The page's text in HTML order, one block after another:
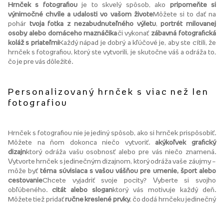
Hrnček s fotografiouje to skvelý spôsob, ako pripomeňte si
výnimočné chvíle a udalosti vo vašom životeMôžete si to dať na
pohár tvoja fotka z nezabudnuteľného výletu,portrét milovanej
osoby alebo domáceho maznáčikači vykonať zábavná fotografická
koláž s priateľmiKaždý nápad je dobrý a kľúčové je, aby ste cítili, že
hrnček s fotografiou, ktorý ste vytvorili, je skutočne váš a odráža to,
čo je pre vás dôležité.
Personalizovaný hrnček s viac než len
fotografiou
Hrnček s fotografiou nie je jediný spôsob, ako si hrnček prispôsobiť.
Môžete na ňom dokonca niečo vytvoriť.akýkoľvek grafický
dizajnktorý odráža vašu osobnosť alebo pre vás niečo znamená.
Vytvorte hrnček s jedinečným dizajnom, ktorý odráža vaše záujmy –
môže byťtéma súvisiaca s vašou vášňou pre umenie, šport alebo
cestovanieChcete vyjadriť svoje pocity? Vyberte si svojho
obľúbeného. citát alebo sloganktorý vás motivuje každý deň.
Môžete tiež pridaťručne kreslené prvky, čo dodá hrnčeku jedinečný